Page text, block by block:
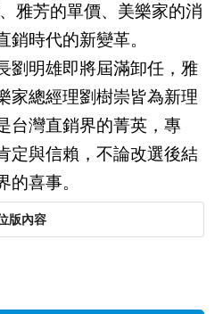
雅芳的單價、美樂家的消
銷時代的新變革。
劉明雄即將屆滿卸任，雅
家總經理劉樹崇皆為新理
台灣直銷界的菁英，專
定與信賴，不論改選後結
的喜事。
版內容